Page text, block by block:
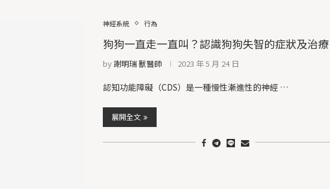
神經系統 行為
狗狗一直走一直叫？認識狗狗失智的症狀及治療
by謝明瑞 獸醫師 2023 年 5 月 24 日
認知功能障礙（CDS）是一種慢性漸進性的神經 …
展開全文